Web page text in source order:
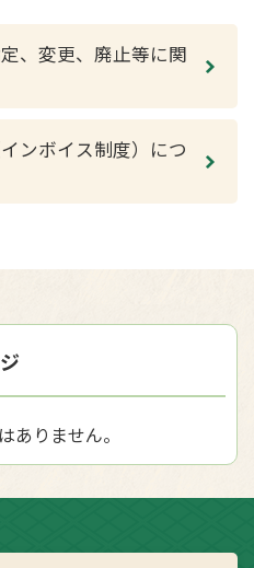
、変更、廃止等に関
ンボイス制度）につ
ありません。